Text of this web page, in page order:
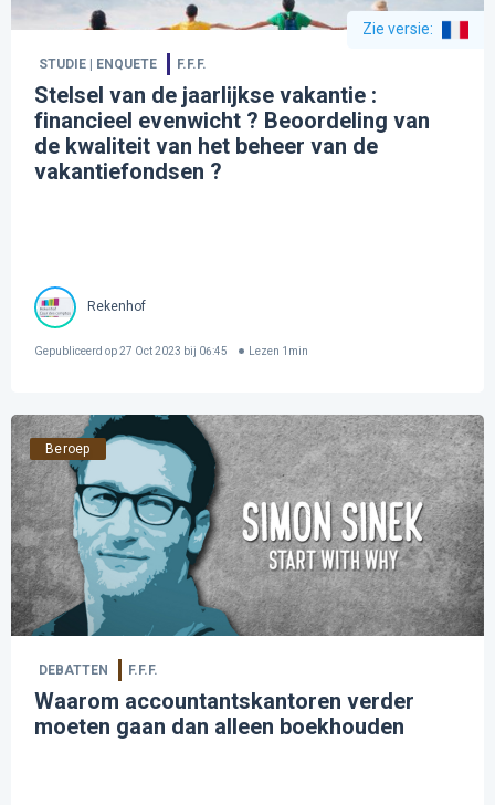
Zie versie:
STUDIE | ENQUETE F.F.F.
Stelsel van de jaarlijkse vakantie :
financieel evenwicht ? Beoordeling van
de kwaliteit van het beheer van de
vakantiefondsen ?
Rekenhof
Gepubliceerd op27 Oct 2023 bij 06:45 Lezen 1 min
Beroep
DEBATTEN F.F.F.
Waarom accountantskantoren verder
moeten gaan dan alleen boekhouden